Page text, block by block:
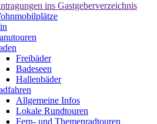
ins Gastgeberverzeichnis
Freibäder
Badeseen
Hallenbäder
Allgemeine Infos
Lokale Rundtouren
Fern- und Themenradtouren